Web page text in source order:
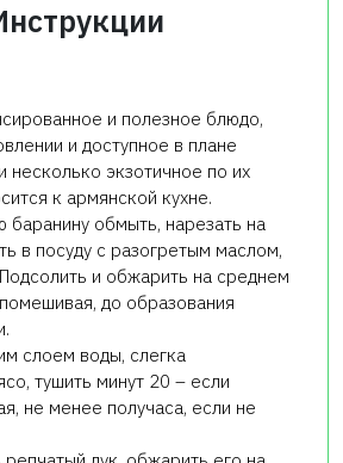
и полезное блюдо,
и доступное в плане
несколько экзотичное по их
к армянской кухне.
обмыть, нарезать на
в посуду с разогретым маслом,
и обжарить на среднем
до образования
слоем воды, слегка
тушить минут 20 – если
не менее получаса, если не